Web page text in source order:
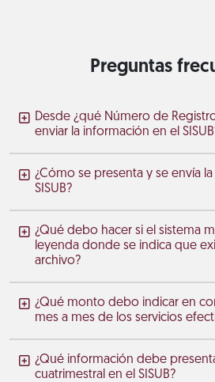
Preguntas
Desde ¿qué Número de
enviar la información en el
¿Cómo se presenta y se envía
SISUB?
¿Qué debo hacer si el sistema
leyenda donde se indica que
archivo?
¿Qué monto debo indicar en
mes a mes de los servicios
¿Qué información debe
cuatrimestral en el SISUB?